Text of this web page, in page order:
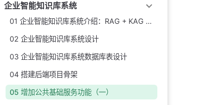
企业智能知识库系统
01 企业智能知识库系统介绍：RAG + KAG + 知识图谱 + Spring Cloud 微服务实战项目
02 企业智能知识库系统设计
03 企业智能知识库系统数据库表设计
04 搭建后端项目骨架
05 增加公共基础服务功能（一）